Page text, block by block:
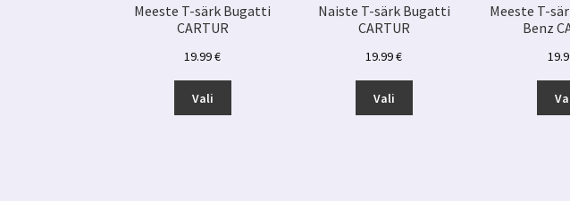
Meeste T-särk Bugatti
CARTUR
19.99€
Vali
Naiste T-särk Bugatti
CARTUR
19.99€
Vali
Meeste T-
Benz